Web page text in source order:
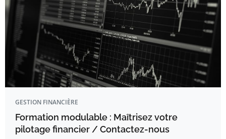
GESTION FINANCIÈRE
Formation modulable : Maîtrisez votre
pilotage financier / Contactez-nous